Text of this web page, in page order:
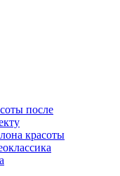
красоты